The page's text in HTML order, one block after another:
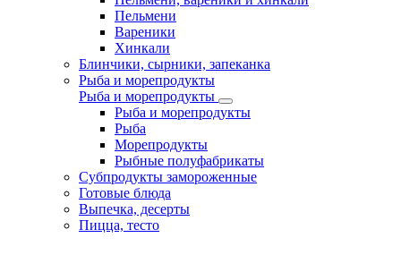
Пельмени
Вареники
Хинкали
Блинчики, сырники, запеканка
Рыба и морепродукты
Рыба и морепродукты
Рыба и морепродукты
Рыба
Морепродукты
Рыбные полуфабрикаты
Субпродукты замороженные
Готовые блюда
Выпечка, десерты
Пицца, тесто